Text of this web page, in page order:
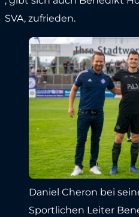
SVA, zufrieden.
Daniel Cheron bei
Sportlichen Leiter